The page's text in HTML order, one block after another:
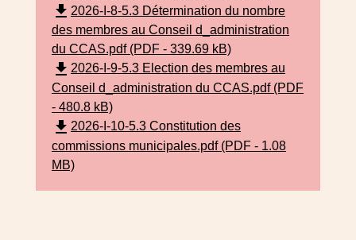
file_download 2026-I-8-5.3 Détermination du nombre
des membres au Conseil d_administration
du CCAS.pdf (PDF - 339.69 kB)
file_download 2026-I-9-5.3 Election des membres au
Conseil d_administration du CCAS.pdf (PDF
- 480.8 kB)
file_download 2026-I-10-5.3 Constitution des
commissions municipales.pdf (PDF - 1.08
MB)